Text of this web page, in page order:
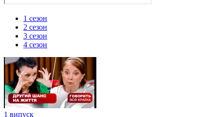
1 сезон
2 сезон
3 сезон
4 сезон
1 випуск